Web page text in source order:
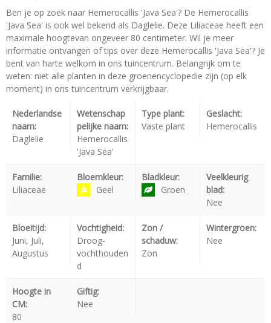
Ben je op zoek naar Hemerocallis 'Java Sea'? De Hemerocallis
'Java Sea' is ook wel bekend als Daglelie. Deze Liliaceae heeft een
maximale hoogtevan ongeveer 80 centimeter. Wil je meer
informatie ontvangen of tips over deze Hemerocallis 'Java Sea'? Je
bent van harte welkom in ons tuincentrum. Belangrijk om te
weten: niet alle planten in deze groenencyclopedie zijn (op elk
moment) in ons tuincentrum verkrijgbaar.
Nederlandse
naam:
Daglelie
Wetenschap
pelijke naam:
Hemerocallis
'Java Sea'
Type plant:
Vaste plant
Geslacht:
Hemerocallis
Familie:
Liliaceae
Bloemkleur:
Geel
Bladkleur:
Groen
Veelkleurig
blad:
Nee
Bloeitijd:
Juni, Juli,
Augustus
Vochtigheid:
Droog-
vochthouden
d
Zon /
schaduw:
Zon
Wintergroen:
Nee
Hoogte in
CM:
80
Giftig:
Nee